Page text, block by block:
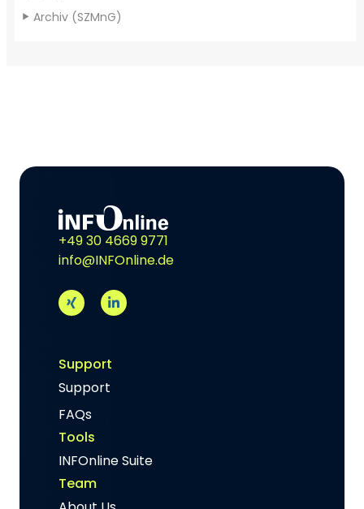
Archiv (SZMnG)
+49 30 4669 9771
info@INFOnline.de
Support
Support
FAQs
Tools
INFOnline Suite
Team